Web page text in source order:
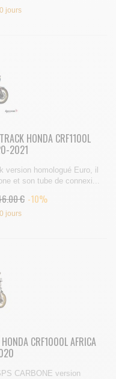
jours
HONDA CRF1100L
2021
version homologué Euro, il
et son tube de connexi...
€ -10%
jours
CRF1000L AFRICA
CARBONE version